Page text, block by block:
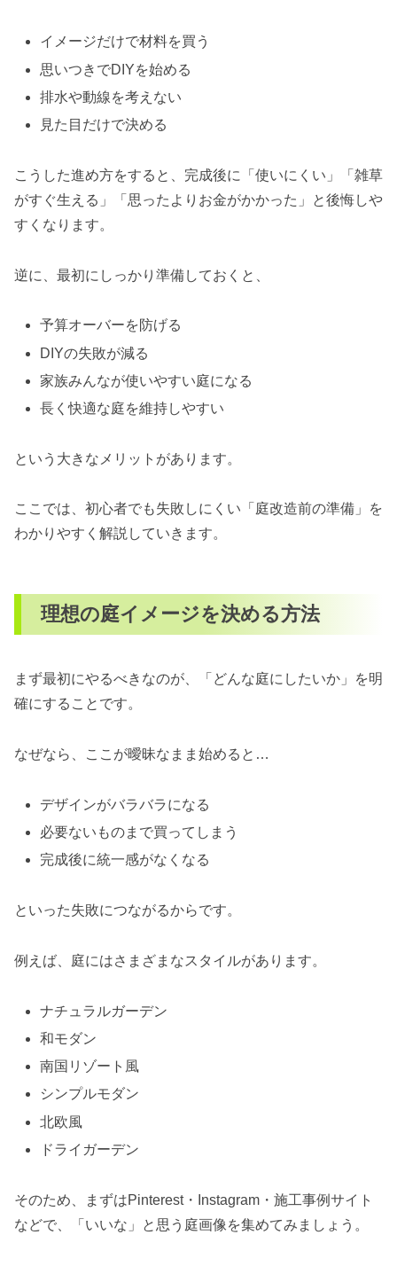
イメージだけで材料を買う
思いつきでDIYを始める
排水や動線を考えない
見た目だけで決める
こうした進め方をすると、完成後に「使いにくい」「雑草
がすぐ生える」「思ったよりお金がかかった」と後悔しや
すくなります。
逆に、最初にしっかり準備しておくと、
予算オーバーを防げる
DIYの失敗が減る
家族みんなが使いやすい庭になる
長く快適な庭を維持しやすい
という大きなメリットがあります。
ここでは、初心者でも失敗しにくい「庭改造前の準備」を
わかりやすく解説していきます。
理想の庭イメージを決める方法
まず最初にやるべきなのが、「どんな庭にしたいか」を明
確にすることです。
なぜなら、ここが曖昧なまま始めると…
デザインがバラバラになる
必要ないものまで買ってしまう
完成後に統一感がなくなる
といった失敗につながるからです。
例えば、庭にはさまざまなスタイルがあります。
ナチュラルガーデン
和モダン
南国リゾート風
シンプルモダン
北欧風
ドライガーデン
そのため、まずはPinterest・Instagram・施工事例サイト
などで、「いいな」と思う庭画像を集めてみましょう。